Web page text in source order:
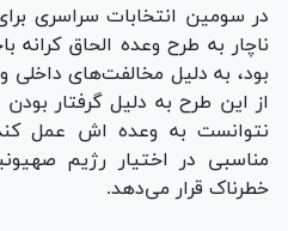
در سومین انتخابات سراسری
ناچار به طرح وعده الحاق
بود، به دلیل مخالفت‌های داخلی
از این طرح به دلیل گرفتار
نتوانست به وعده اش عمل
مناسبی در اختیار رژیم
خطرناک قرار می‌دهد.